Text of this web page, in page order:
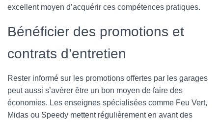
excellent moyen d’acquérir ces compétences pratiques.
Bénéficier des promotions et
contrats d’entretien
Rester informé sur les promotions offertes par les garages
peut aussi s’avérer être un bon moyen de faire des
économies. Les enseignes spécialisées comme Feu Vert,
Midas ou Speedy mettent régulièrement en avant des